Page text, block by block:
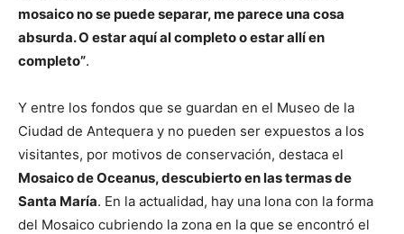
mosaico no se puede separar, me parece una cosa
absurda. O estar aquí al completo o estar allí en
completo”.
Y entre los fondos que se guardan en el Museo de la
Ciudad de Antequera y no pueden ser expuestos a los
visitantes, por motivos de conservación, destaca el
Mosaico de Oceanus, descubierto en las termas de
Santa María. En la actualidad, hay una lona con la forma
del Mosaico cubriendo la zona en la que se encontró el